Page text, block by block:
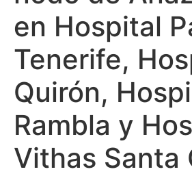
en Hospital
Tenerife,
Quirón,
Rambla y
Vithas Santa